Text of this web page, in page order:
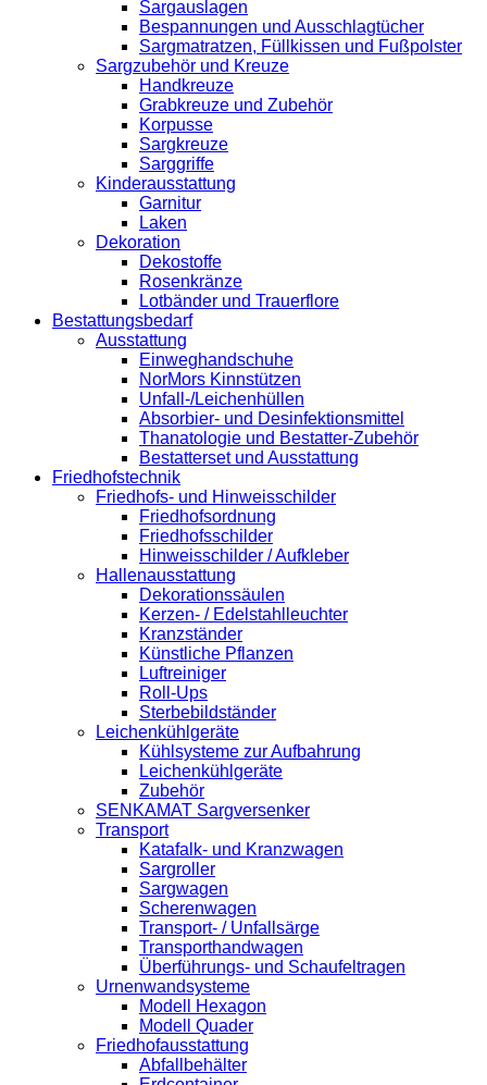
Sargauslagen
Bespannungen und Ausschlagtücher
Sargmatratzen, Füllkissen und Fußpolster
Sargzubehör und Kreuze
Handkreuze
Grabkreuze und Zubehör
Korpusse
Sargkreuze
Sarggriffe
Kinderausstattung
Garnitur
Laken
Dekoration
Dekostoffe
Rosenkränze
Lotbänder und Trauerflore
Bestattungsbedarf
Ausstattung
Einweghandschuhe
NorMors Kinnstützen
Unfall-/Leichenhüllen
Absorbier- und Desinfektionsmittel
Thanatologie und Bestatter-Zubehör
Bestatterset und Ausstattung
Friedhofstechnik
Friedhofs- und Hinweisschilder
Friedhofsordnung
Friedhofsschilder
Hinweisschilder / Aufkleber
Hallenausstattung
Dekorationssäulen
Kerzen- / Edelstahlleuchter
Kranzständer
Künstliche Pflanzen
Luftreiniger
Roll-Ups
Sterbebildständer
Leichenkühlgeräte
Kühlsysteme zur Aufbahrung
Leichenkühlgeräte
Zubehör
SENKAMAT Sargversenker
Transport
Katafalk- und Kranzwagen
Sargroller
Sargwagen
Scherenwagen
Transport- / Unfallsärge
Transporthandwagen
Überführungs- und Schaufeltragen
Urnenwandsysteme
Modell Hexagon
Modell Quader
Friedhofausstattung
Abfallbehälter